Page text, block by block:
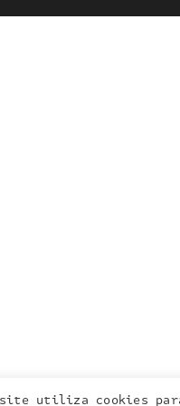
utiliza cookies